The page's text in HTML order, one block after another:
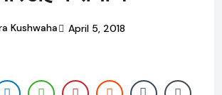
Kushwaha April 5, 2018